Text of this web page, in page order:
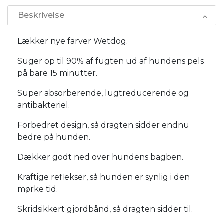
Beskrivelse
Lækker nye farver Wetdog.
Suger op til 90% af fugten ud af hundens pels
på bare 15 minutter.
Super absorberende, lugtreducerende og
antibakteriel.
Forbedret design, så dragten sidder endnu
bedre på hunden.
Dækker godt ned over hundens bagben.
Kraftige reflekser, så hunden er synlig i den
mørke tid.
Skridsikkert gjordbånd, så dragten sidder til.